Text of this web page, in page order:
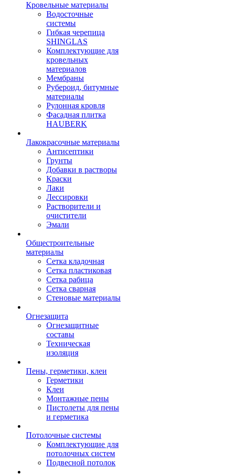
Кровельные материалы
Водосточные
системы
Гибкая черепица
SHINGLAS
Комплектующие для
кровельных
материалов
Мембраны
Рубероид, битумные
материалы
Рулонная кровля
Фасадная плитка
HAUBERK
Лакокрасочные материалы
Антисептики
Грунты
Добавки в растворы
Краски
Лаки
Лессировки
Растворители и
очистители
Эмали
Общестроительные
материалы
Сетка кладочная
Сетка пластиковая
Сетка рабица
Сетка сварная
Стеновые материалы
Огнезащита
Огнезащитные
составы
Техническая
изоляция
Пены, герметики, клеи
Герметики
Клеи
Монтажные пены
Пистолеты для пены
и герметика
Потолочные системы
Комплектующие для
потолочных систем
Подвесной потолок